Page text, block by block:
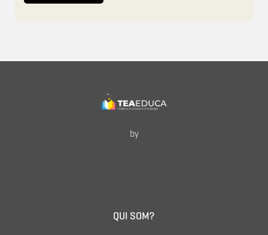
by
QUI SOM?